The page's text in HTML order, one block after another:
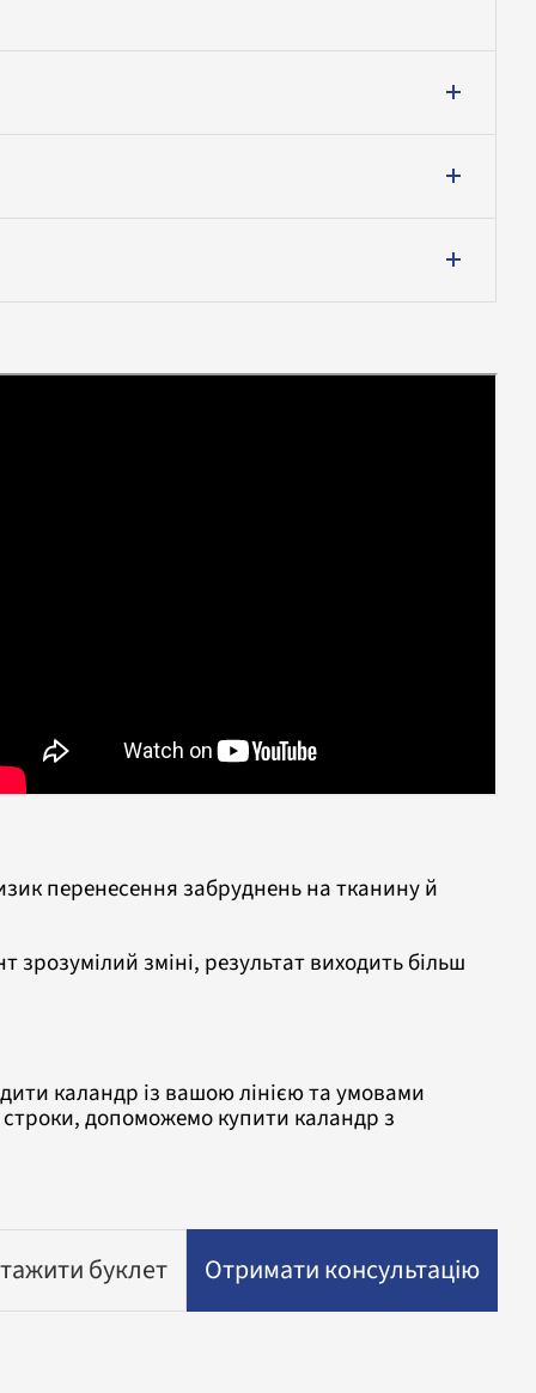
перенесення забруднень на тканину й
зміні, результат виходить більш
каландр із вашою лінією та умовами
допоможемо купити каландр з
буклет Отримати консультацію